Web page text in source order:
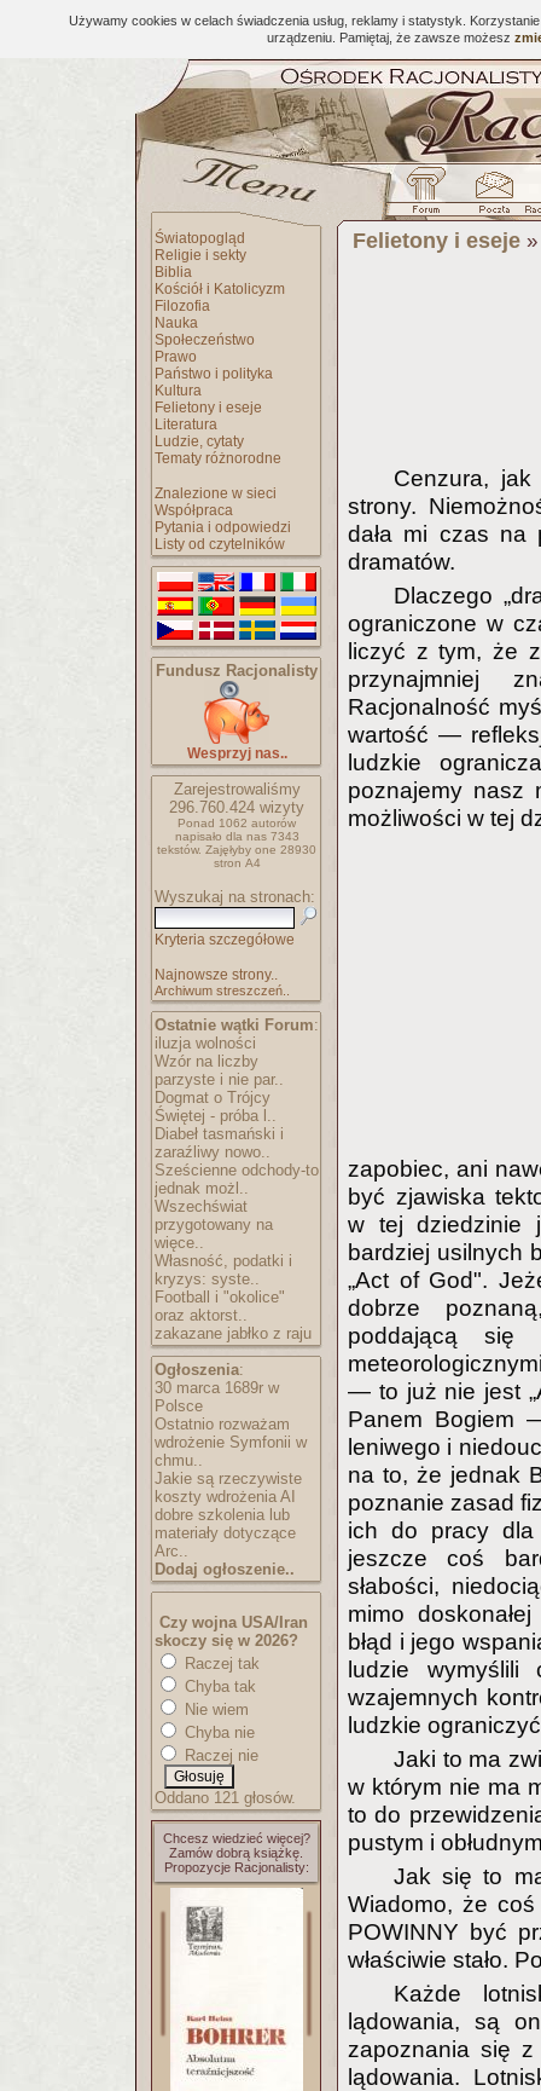
Używamy cookies w celach świadczenia usług, reklamy i statystyk.
urządzeniu. Pamiętaj, że zawsze możesz
Światopogląd
Religie i sekty
Biblia
Kościół i Katolicyzm
Filozofia
Nauka
Społeczeństwo
Prawo
Państwo i polityka
Kultura
Felietony i eseje
Literatura
Ludzie, cytaty
Tematy różnorodne
Znalezione w sieci
Współpraca
Pytania i odpowiedzi
Listy od czytelników
Fundusz Racjonalisty
Wesprzyj nas..
Zarejestrowaliśmy
296.760.424 wizyty
Ponad 1062 autorów
napisało dla nas 7343
tekstów. Zajęłyby one 28930
stron A4
Wyszukaj na stronach:
Kryteria szczegółowe
Najnowsze strony..
Archiwum streszczeń..
Ostatnie wątki Forum:
iluzja wolności
Wzór na liczby
parzyste i nie par..
Dogmat o Trójcy
Świętej - próba l..
Diabeł tasmański i
zaraźliwy nowo..
Sześcienne odchody-to
jednak możl..
Wszechświat
przygotowany na
więce..
Własność, podatki i
kryzys: syste..
Football i "okolice"
oraz aktorst..
zakazane jabłko z raju
Ogłoszenia:
30 marca 1689r w
Polsce
Ostatnio rozważam
wdrożenie Symfonii w
chmu..
Jakie są rzeczywiste
koszty wdrożenia AI
dobre szkolenia lub
materiały dotyczące
Arc..
Dodaj ogłoszenie..
Czy wojna USA/Iran
skoczy się w 2026?
Raczej tak
Chyba tak
Nie wiem
Chyba nie
Raczej nie
Oddano 121 głosów.
Chcesz wiedzieć więcej?
Zamów dobrą książkę.
Propozycje Racjonalisty:
Felietony i eseje
Cenzura,
strony.
dała mi czas na
dramatów.
Dlaczego
ograniczone w
liczyć z tym, że
przynajmniej
Racjonalność
wartość —
ludzkie
poznajemy nasz
możliwości w tej
zapobiec, ani
być zjawiska
w tej dziedzinie
bardziej usilnych
„Act of God".
dobrze
poddającą się
— to już nie jest
Panem Bogiem
leniwego i
na to, że jednak
poznanie zasad
ich do pracy dla
jeszcze coś
słabości,
mimo
błąd i jego
ludzie wymyślili
wzajemnych
ludzkie
Jaki to ma
w którym nie ma
to do
pustym i
Jak się to
Wiadomo, że
POWINNY być
właściwie stało.
Każde
lądowania, są
zapoznania się
lądowania.